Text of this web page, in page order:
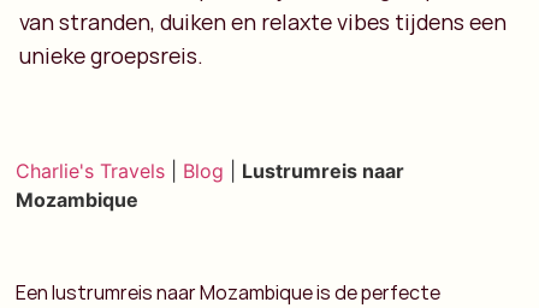
van stranden, duiken en relaxte vibes tijdens een
unieke groepsreis.
Charlie's Travels Blog
Lustrumreis naar
Mozambique
Een lustrumreis naar Mozambique is de perfecte